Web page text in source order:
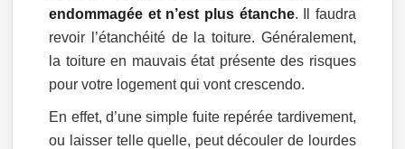
endommagée et n’est plus étanche. Il faudra
revoir l’étanchéité de la toiture. Généralement,
la toiture en mauvais état présente des risques
pour votre logement qui vont crescendo.
En effet, d’une simple fuite repérée tardivement,
ou laisser telle quelle, peut découler de lourdes